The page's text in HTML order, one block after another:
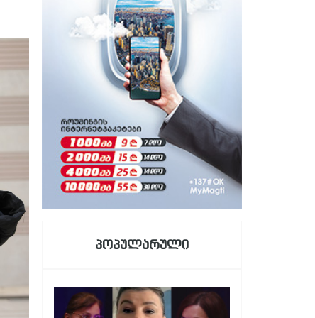
პოპულარული